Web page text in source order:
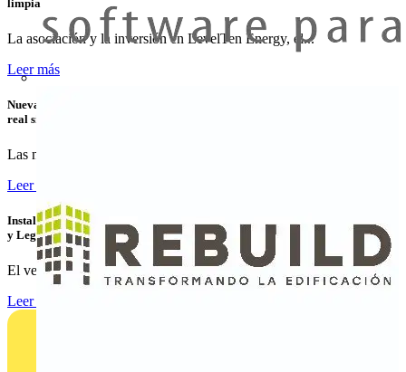
limpia
La asociación y la inversión en LevelTen Energy, el...
Leer más
Nuevas variantes para la transmisión de energía y datos Ethernet en tiempo
real sin contacto
Las nuevas variantes de los acopladores NearFi de...
Leer más
Instalaciones de Recarga para Vehículo Eléctrico: Cómo Instalar, Verificar
y Legalizar con Éxito
El vehículo eléctrico ya no es una tendencia emergente: es...
Leer más